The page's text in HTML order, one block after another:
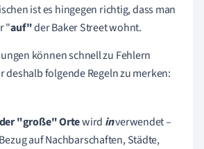
ist es hingegen richtig, dass man
"auf"der Baker Street wohnt.
können schnell zu Fehlern
deshalb folgende Regeln zu merken:
"große" Ortewird inverwendet –
auf Nachbarschaften, Städte,